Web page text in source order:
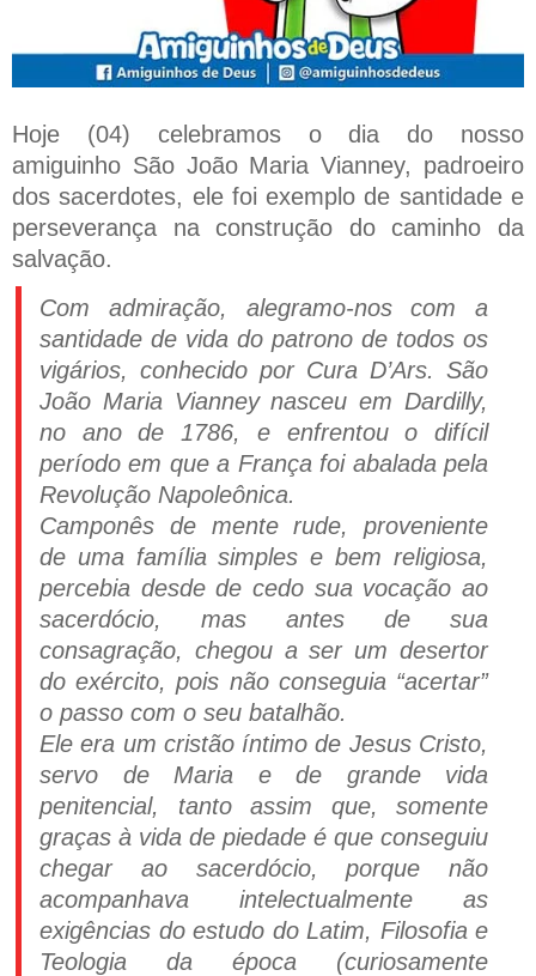
Hoje (04) celebramos o dia do nosso
amiguinho São João Maria Vianney, padroeiro
dos sacerdotes, ele foi exemplo de santidade e
perseverança na construção do caminho da
salvação.
Com admiração, alegramo-nos com a
santidade de vida do patrono de todos os
vigários, conhecido por Cura D’Ars. São
João Maria Vianney nasceu em Dardilly,
no ano de 1786, e enfrentou o difícil
período em que a França foi abalada pela
Revolução Napoleônica.
Camponês de mente rude, proveniente
de uma família simples e bem religiosa,
percebia desde de cedo sua vocação ao
sacerdócio, mas antes de sua
consagração, chegou a ser um desertor
do exército, pois não conseguia “acertar”
o passo com o seu batalhão.
Ele era um cristão íntimo de Jesus Cristo,
servo de Maria e de grande vida
penitencial, tanto assim que, somente
graças à vida de piedade é que conseguiu
chegar ao sacerdócio, porque não
acompanhava intelectualmente as
exigências do estudo do Latim, Filosofia e
Teologia da época (curiosamente